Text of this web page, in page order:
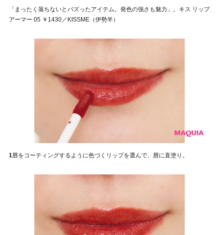
「まったく落ちないとバズったアイテム。発色の強さも魅力」。キス リップ
アーマー 05 ￥1430／KISSME（伊勢半）
1唇をコーティングするように色づくリップを選んで、唇に直塗り。